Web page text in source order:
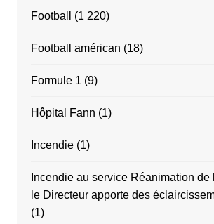
Football (1 220)
Football américan (18)
Formule 1 (9)
Hôpital Fann (1)
Incendie(1)
Incendie au service Réanimation de
le Directeur apporte des
(1)